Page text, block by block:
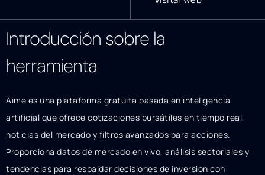
Introducción sobre la
herramienta
Aime es una plataforma gratuita basada en inteligencia
artificial que ofrece cotizaciones bursátiles en tiempo real,
noticias del mercado y filtros avanzados para acciones.
Proporciona datos de mercado en vivo, análisis sectoriales y
tendencias para respaldar decisiones de inversión con